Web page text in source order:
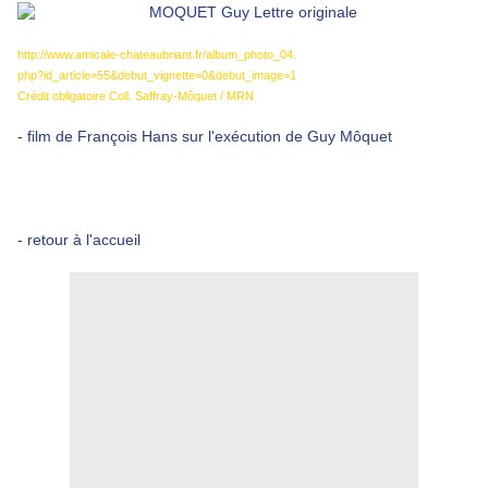
http://www.amicale-chateaubriant.fr/album_photo_04.
php?id_article=55&debut_vignette=0&debut_image=1
Crédit obligatoire Coll. Saffray-Môquet / MRN
- film de François Hans sur l'exécution de Guy Môquet
- retour à l'accueil